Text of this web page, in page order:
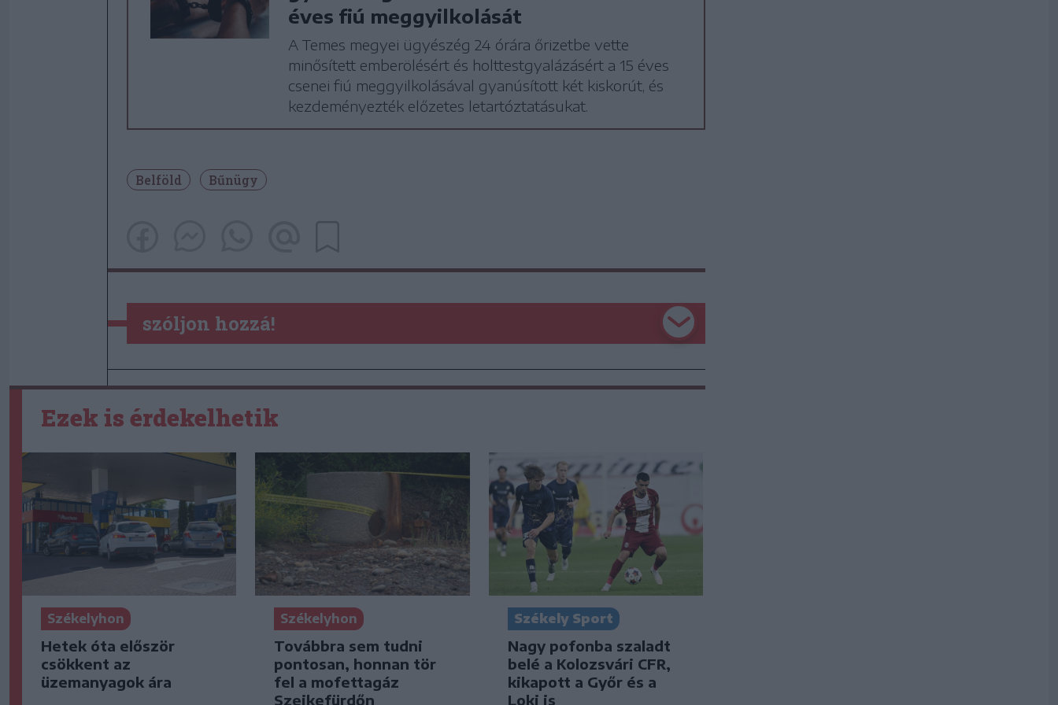
éves fiú meggyilkolását
A Temes megyei ügyészég 24 órára őrizetbe vette
minősített emberölésért és holttestgyalázásért a 15 éves
csenei fiú meggyilkolásával gyanúsított két kiskorút, és
kezdeményezték előzetes letartóztatásukat.
Belföld Bűnügy
szóljon hozzá!
Ezek is érdekelhetik
Székelyhon
Hetek óta először
csökkent az
üzemanyagok ára
Székelyhon
Továbbra sem tudni
pontosan, honnan tör
fel a mofettagáz
Szejkefürdőn
Székely Sport
Nagy pofonba szaladt
belé a Kolozsvári CFR,
kikapott a Győr és a
Loki is